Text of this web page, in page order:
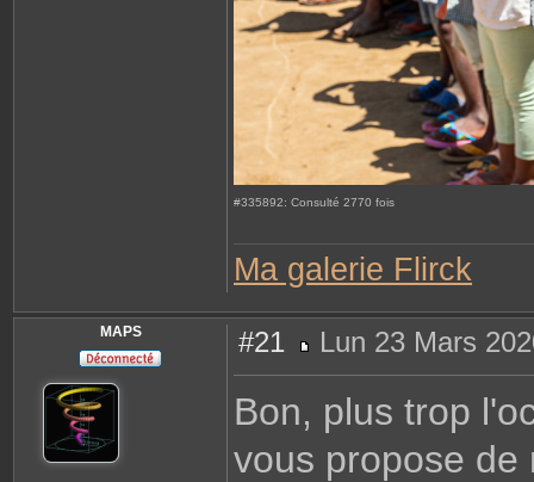
#335892: Consulté 2770 fois
Ma galerie Flirck
MAPS #21
e
Lun 23 Mars
Bon, plus trop
vous propose de